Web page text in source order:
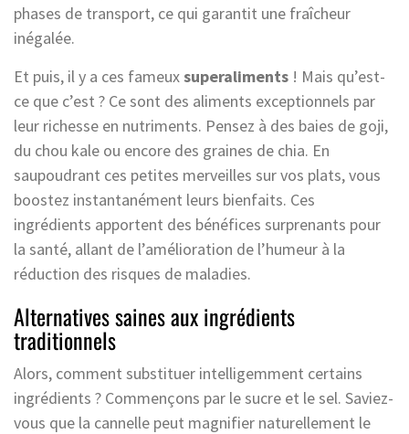
phases de transport, ce qui garantit une fraîcheur
inégalée.
Et puis, il y a ces fameuxsuperaliments ! Mais qu’est-
ce que c’est ? Ce sont des aliments exceptionnels par
leur richesse en nutriments. Pensez à des baies de goji,
du chou kale ou encore des graines de chia. En
saupoudrant ces petites merveilles sur vos plats, vous
boostez instantanément leurs bienfaits. Ces
ingrédients apportent des bénéfices surprenants pour
la santé, allant de l’amélioration de l’humeur à la
réduction des risques de maladies.
Alternatives saines aux ingrédients
traditionnels
Alors, comment substituer intelligemment certains
ingrédients ? Commençons par le sucre et le sel. Saviez-
vous que la cannelle peut magnifier naturellement le